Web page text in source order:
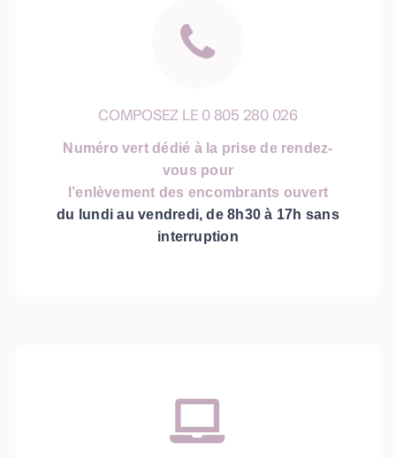
COMPOSEZ LE 0 805 280 026
Numéro vert dédié à la prise de rendez-
vous pour
l’enlèvement des encombrants ouvert
du lundi au vendredi, de 8h30 à 17h sans
interruption